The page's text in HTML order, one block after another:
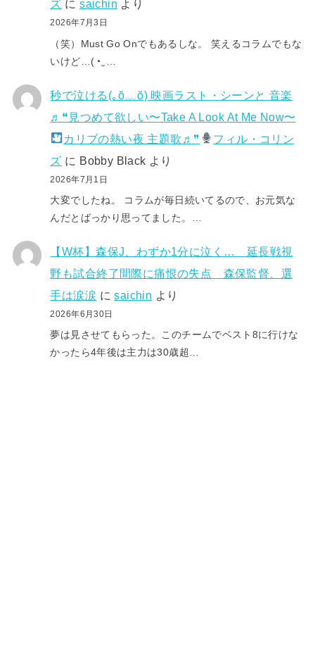
ズ にsaichin より
2026年7月3日
（笑）Must Go Onでもあるしな。 笑えるコラムでもな
いけど…(⁠◔⁠‿⁠…
秒で泣ける(⁠｡⁠ŏ⁠﹏⁠ŏ⁠) 映画ラスト・シーンと 音楽
♬❝見つめて欲しい〜Take A Look At Me Now〜
カリブの熱い夜 主題歌♬❞
フィル・コリン
ズ に Bobby Black より
2026年7月1日
大変でしたね。 コラムが毎日続いてるので、お元気な
んだとばっかり思ってました。…
【W杯】森保J、わずか1分に泣く… 延長戦視
野も試合終了間際に痛恨の失点 森保監督、選
手は涙涙 にsaichin より
2026年6月30日
夢は見させてもらった。このチームでベスト8に行けな
かったら4年後は主力は30歳超…